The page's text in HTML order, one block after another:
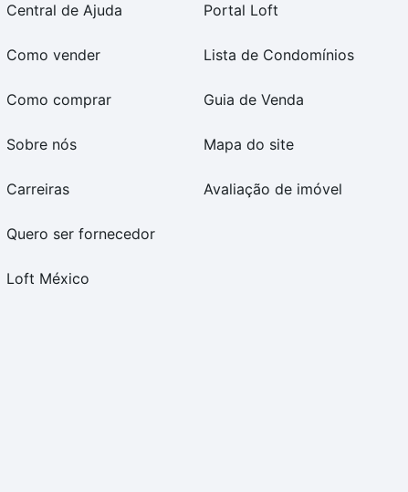
Central de Ajuda
Como vender
Como comprar
Sobre nós
Carreiras
Quero ser fornecedor
Loft México
Portal Loft
Lista de Condomínios
Guia de Venda
Mapa do site
Avaliação de imóvel